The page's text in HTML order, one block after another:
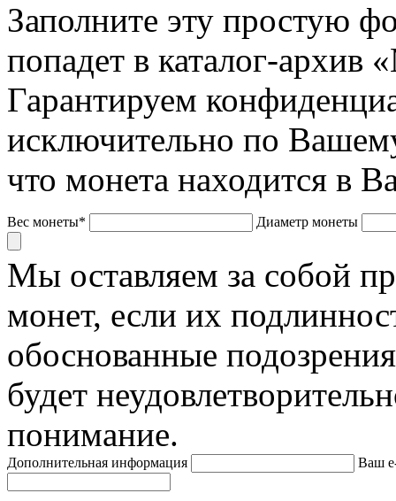
Заполните эту простую
попадет в каталог-архив
Гарантируем
исключительно по
что монета находится в
Вес монеты* Диаметр монеты
Мы оставляем за собой
монет, если их
обоснованные
будет
понимание.
Дополнительная информация Ваш